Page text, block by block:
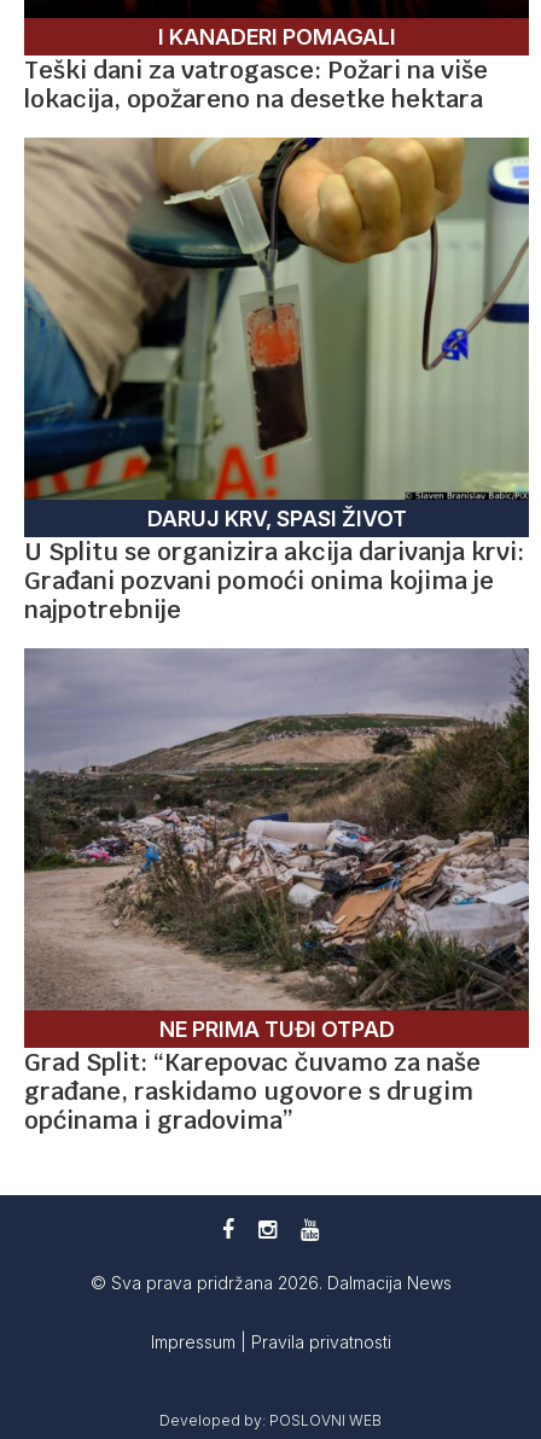
I KANADERI POMAGALI
Teški dani za vatrogasce: Požari na više
lokacija, opožareno na desetke hektara
DARUJ KRV, SPASI ŽIVOT
U Splitu se organizira akcija darivanja krvi:
Građani pozvani pomoći onima kojima je
najpotrebnije
NE PRIMA TUĐI OTPAD
Grad Split: “Karepovac čuvamo za naše
građane, raskidamo ugovore s drugim
općinama i gradovima”
© Sva prava pridržana 2026. Dalmacija News
Impressum Pravila privatnosti
Developed by: POSLOVNI WEB